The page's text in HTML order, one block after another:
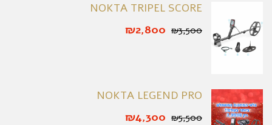
NOKTA TRIPEL SCORE
₪3,500
₪2,800
NOKTA LEGEND PRO
₪5,500
₪4,300